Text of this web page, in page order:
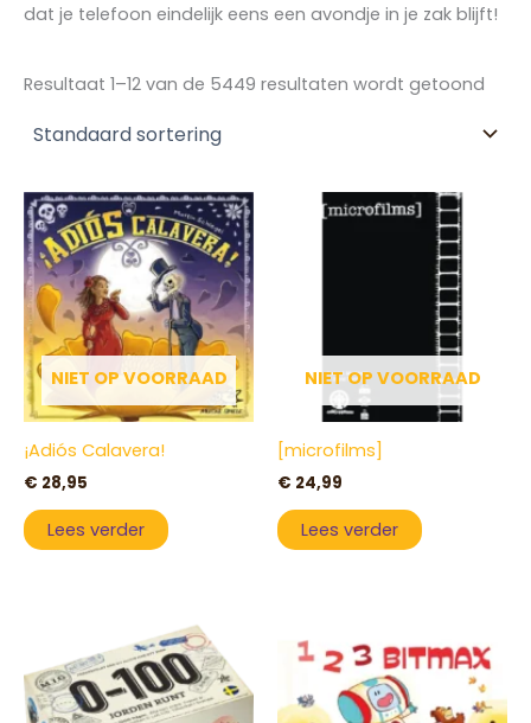
dat je telefoon eindelijk eens een avondje in je zak blijft!
Resultaat 1–12 van de 5449 resultaten wordt getoond
NIET OP VOORRAAD
¡Adiós Calavera!
€ 28,95
Lees verder
NIET OP VOORRAAD
[microfilms]
€ 24,99
Lees verder